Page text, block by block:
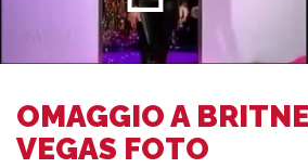
OMAGGIO A
VEGAS FOTO